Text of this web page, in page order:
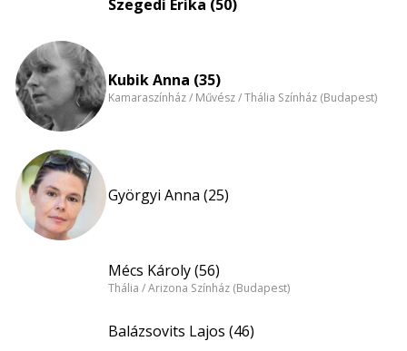
Szegedi Erika (50)
Kubik Anna (35)
Kamaraszínház / Művész / Thália Színház (Budapest)
Györgyi Anna (25)
Mécs Károly (56)
Thália / Arizona Színház (Budapest)
Balázsovits Lajos (46)